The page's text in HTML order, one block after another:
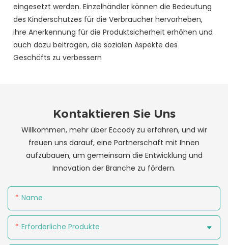
eingesetzt werden. Einzelhändler können die Bedeutung
des Kinderschutzes für die Verbraucher hervorheben,
ihre Anerkennung für die Produktsicherheit erhöhen und
auch dazu beitragen, die sozialen Aspekte des
Geschäfts zu verbessern
Kontaktieren Sie Uns
Willkommen, mehr über Eccody zu erfahren, und wir
freuen uns darauf, eine Partnerschaft mit Ihnen
aufzubauen, um gemeinsam die Entwicklung und
Innovation der Branche zu fördern.
Name
Erforderliche Produkte